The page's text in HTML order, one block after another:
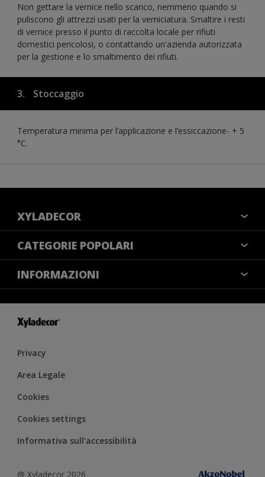
Non gettare la vernice nello scarico, nemmeno quando si
puliscono gli attrezzi usati per la verniciatura. Smaltire i resti
di vernice presso il punto di raccolta locale per rifiuti
domestici pericolosi, o contattando un'azienda autorizzata
per la gestione e lo smaltimento dei rifiuti.
3. Stoccaggio
Temperatura minima per l’applicazione e l’essiccazione- + 5
°C.
XYLADECOR
COLORI
CONTATTACI
MAPPA DEL SITO
CATEGORIE POPOLARI
NOTE LEGALI
COOKIES
INFORMATIVA SULLA PRIVACY
IMPOSTAZIONI DEI COOKIE
INFORMAZIONI
RESA DEL COLORE
Privacy
Area Legale
Cookies
Cookies settings
Informativa sull'accessibilità
@ Xyladecor 2026